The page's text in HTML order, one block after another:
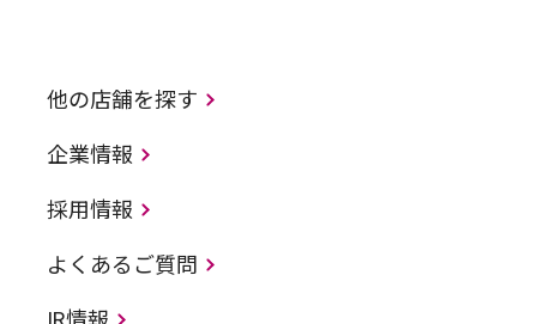
他の店舗を探す
企業情報
採用情報
よくあるご質問